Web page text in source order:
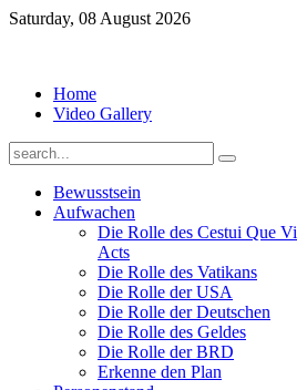
Saturday, 08 August 2026
Home
Video Gallery
Bewusstsein
Aufwachen
Die Rolle des Cestui Que Vi
Acts
Die Rolle des Vatikans
Die Rolle der USA
Die Rolle der Deutschen
Die Rolle des Geldes
Die Rolle der BRD
Erkenne den Plan